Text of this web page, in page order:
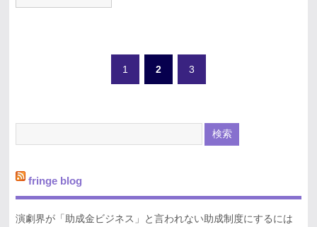
1 2 3
fringe blog
演劇界が「助成金ビジネス」と言われない助成制度にするには